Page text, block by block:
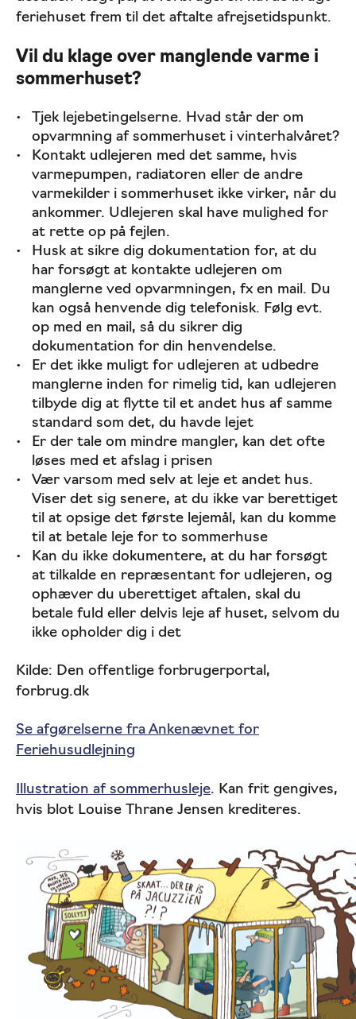
feriehuset frem til det aftalte afrejsetidspunkt.
Vil du klage over manglende varme i
sommerhuset?
Tjek lejebetingelserne. Hvad står der om
opvarmning af sommerhuset i vinterhalvåret?
Kontakt udlejeren med det samme, hvis
varmepumpen, radiatoren eller de andre
varmekilder i sommerhuset ikke virker, når du
ankommer. Udlejeren skal have mulighed for
at rette op på fejlen.
Husk at sikre dig dokumentation for, at du
har forsøgt at kontakte udlejeren om
manglerne ved opvarmningen, fx en mail. Du
kan også henvende dig telefonisk. Følg evt.
op med en mail, så du sikrer dig
dokumentation for din henvendelse.
Er det ikke muligt for udlejeren at udbedre
manglerne inden for rimelig tid, kan udlejeren
tilbyde dig at flytte til et andet hus af samme
standard som det, du havde lejet
Er der tale om mindre mangler, kan det ofte
løses med et afslag i prisen
Vær varsom med selv at leje et andet hus.
Viser det sig senere, at du ikke var berettiget
til at opsige det første lejemål, kan du komme
til at betale leje for to sommerhuse
Kan du ikke dokumentere, at du har forsøgt
at tilkalde en repræsentant for udlejeren, og
ophæver du uberettiget aftalen, skal du
betale fuld eller delvis leje af huset, selvom du
ikke opholder dig i det
Kilde: Den offentlige forbrugerportal,
forbrug.dk
Se afgørelserne fra Ankenævnet for
Feriehusudlejning
Illustration af sommerhusleje. Kan frit gengives,
hvis blot Louise Thrane Jensen krediteres.